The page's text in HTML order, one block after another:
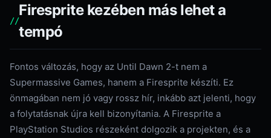
Firesprite kezében más lehet a
tempó
Fontos változás, hogy az Until Dawn 2-t nem a
Supermassive Games, hanem a Firesprite készíti. Ez
önmagában nem jó vagy rossz hír, inkább azt jelenti, hogy
a folytatásnak újra kell bizonyítania. A Firesprite a
PlayStation Studios részeként dolgozik a projekten, és a